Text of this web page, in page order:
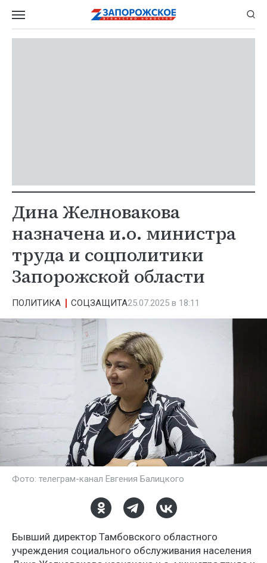
Дина Желновакова
назначена и.о. министра
труда и соцполитики
Запорожской области
ПОЛИТИКА СОЦЗАЩИТА25.07.2025 в 18:11
Фото: телеграм-канал Евгения Балицкого
Бывший директор Тамбовского областного
учреждения социального обслуживания населения